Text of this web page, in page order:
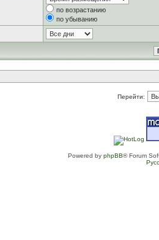
по возрастанию
по убыванию
Перейти:
Powered by phpBB® Forum